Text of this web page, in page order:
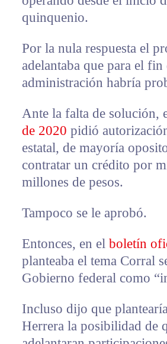
quinquenio.
Por la nula respuesta el
adelantaba que para el fin
administración habría
Ante la falta de solución,
de 2020 pidió
estatal, de mayoría
contratar un crédito por
millones de pesos.
Tampoco se le aprobó.
Entonces, en el boletín
planteaba el tema Corral
Gobierno federal como
Incluso dijo que
Herrera la posibilidad de